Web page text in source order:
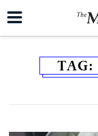
TAG: